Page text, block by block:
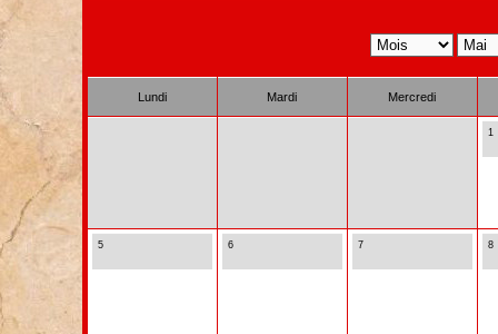
Lundi Mardi Mercredi
1
5 6 7 8